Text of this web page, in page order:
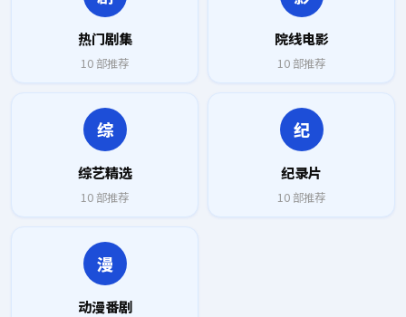
热门剧集
10部推荐
院线电影
10部推荐
综
综艺精选
10部推荐
纪
纪录片
10部推荐
漫
动漫番剧